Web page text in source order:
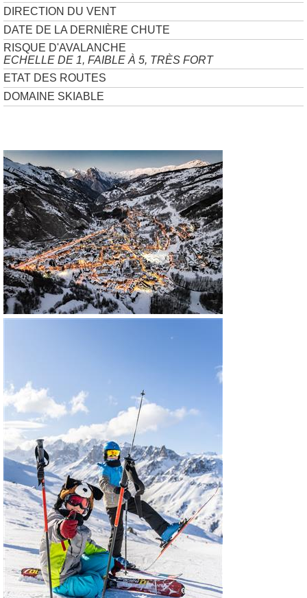
DIRECTION DU VENT
DATE DE LA DERNIÈRE CHUTE
RISQUE D'AVALANCHE
ECHELLE DE 1, FAIBLE À 5, TRÈS FORT
ETAT DES ROUTES
DOMAINE SKIABLE